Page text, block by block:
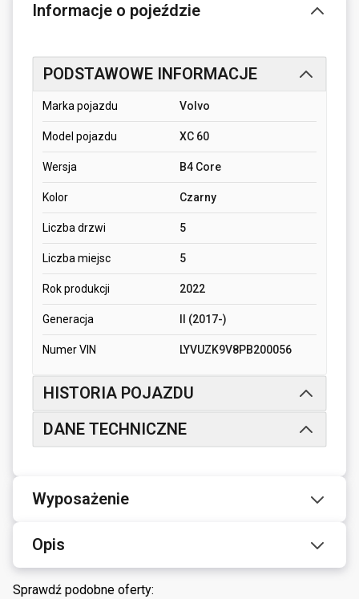
Informacje o pojeździe
PODSTAWOWE INFORMACJE
Marka pojazdu Volvo
Model pojazdu XC 60
Wersja B4 Core
Kolor Czarny
Liczba drzwi 5
Liczba miejsc 5
Rok produkcji 2022
Generacja II (2017-)
Numer VIN LYVUZK9V8PB200056
HISTORIA POJAZDU
DANE TECHNICZNE
Wyposażenie
Opis
Sprawdź podobne oferty: